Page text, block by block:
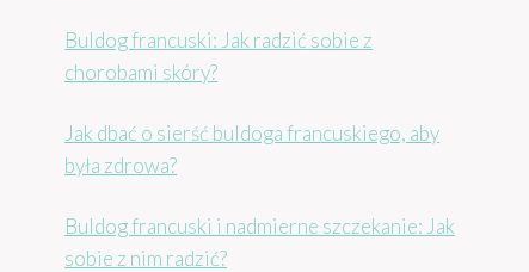
Buldog francuski: Jak radzić sobie z
chorobami skóry?
Jak dbać o sierść buldoga francuskiego, aby
była zdrowa?
Buldog francuski i nadmierne szczekanie: Jak
sobie z nim radzić?